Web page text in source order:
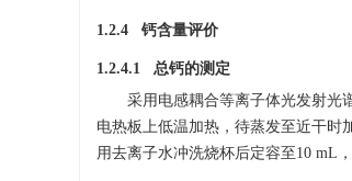
1.2.4 钙含量评价
1.2.4.1 总钙的测定
采用电感耦合等离子体光发射光
电热板上低温加热，待蒸发至近干时
用去离子水冲洗烧杯后定容至10 mL